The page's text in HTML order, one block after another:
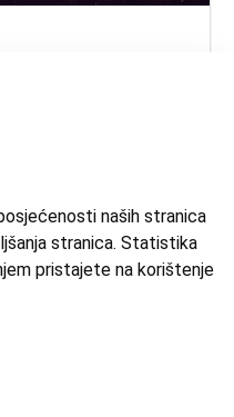
naših stranica
stranica. Statistika
pristajete na korištenje